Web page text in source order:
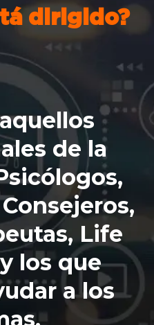
dirigido?
de la
Life
los que
a los